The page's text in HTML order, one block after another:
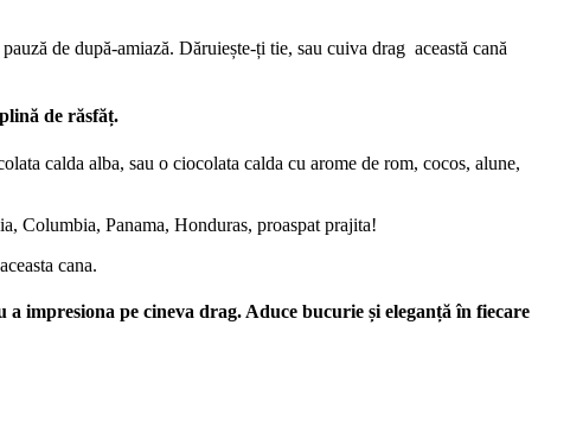
de după-amiază. Dăruiește-ți tie, sau cuiva drag această cană
de răsfăț.
calda alba, sau o ciocolata calda cu arome de rom, cocos, alune,
Columbia, Panama, Honduras, proaspat prajita!
cana.
impresiona pe cineva drag. Aduce bucurie și eleganță în fiecare